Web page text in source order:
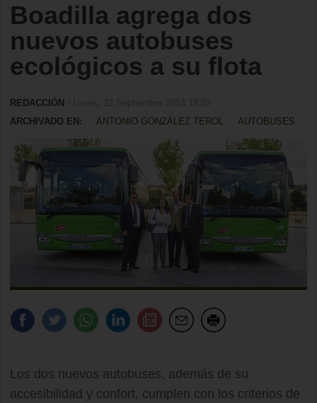
Boadilla agrega dos
nuevos autobuses
ecológicos a su flota
REDACCIÓN
ARCHIVADO EN:
ANTONIO GONZÁLEZ TEROL AUTOBUSES
Los dos nuevos autobuses, además de su
accesibilidad y confort, cumplen con los criterios de